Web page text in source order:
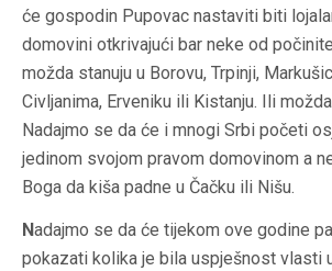
će gospodin Pupovac nastaviti biti
domovini otkrivajući bar neke od
možda stanuju u Borovu, Trpinji,
Civljanima, Erveniku ili Kistanju. Ili
Nadajmo se da će i mnogi Srbi početi
jedinom svojom pravom domovinom a
Boga da kiša padne u Čačku ili Nišu.
Nadajmo se da će tijekom ove godine
pokazati kolika je bila uspješnost vlasti